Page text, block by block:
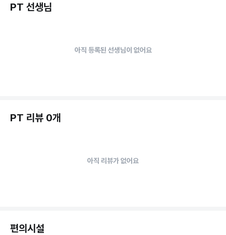
PT 선생님
아직 등록된 선생님이 없어요
PT 리뷰 0개
아직 리뷰가 없어요
편의시설